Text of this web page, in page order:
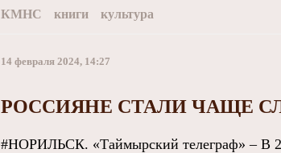
КМНС книги культура
14 февраля 2024, 14:27
РОССИЯНЕ СТАЛИ ЧАЩЕ
#НОРИЛЬСК. «Таймырский телеграф» – В